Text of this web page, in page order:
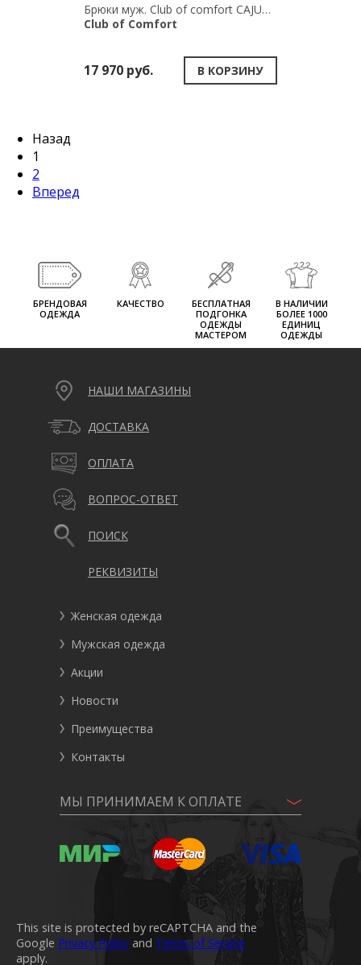
Брюки муж. Club of comfort CAJUS 6714/43
Club of Comfort
17 970 руб. В КОРЗИНУ
Назад
1
2
Вперед
БРЕНДОВАЯ
ОДЕЖДА
КАЧЕСТВО
БЕСПЛАТНАЯ
ПОДГОНКА
ОДЕЖДЫ
МАСТЕРОМ
В НАЛИЧИИ
БОЛЕЕ 1000
ЕДИНИЦ
ОДЕЖДЫ
НАШИ МАГАЗИНЫ
ДОСТАВКА
ОПЛАТА
ВОПРОС-ОТВЕТ
ПОИСК
РЕКВИЗИТЫ
Женская одежда
Мужская одежда
Акции
Новости
Преимущества
Контакты
МЫ ПРИНИМАЕМ К ОПЛАТЕ
This site is protected by reCAPTCHA and the
Google Privacy Policy and Terms of Service
apply.